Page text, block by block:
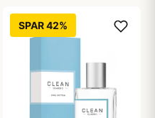
SPAR 42%